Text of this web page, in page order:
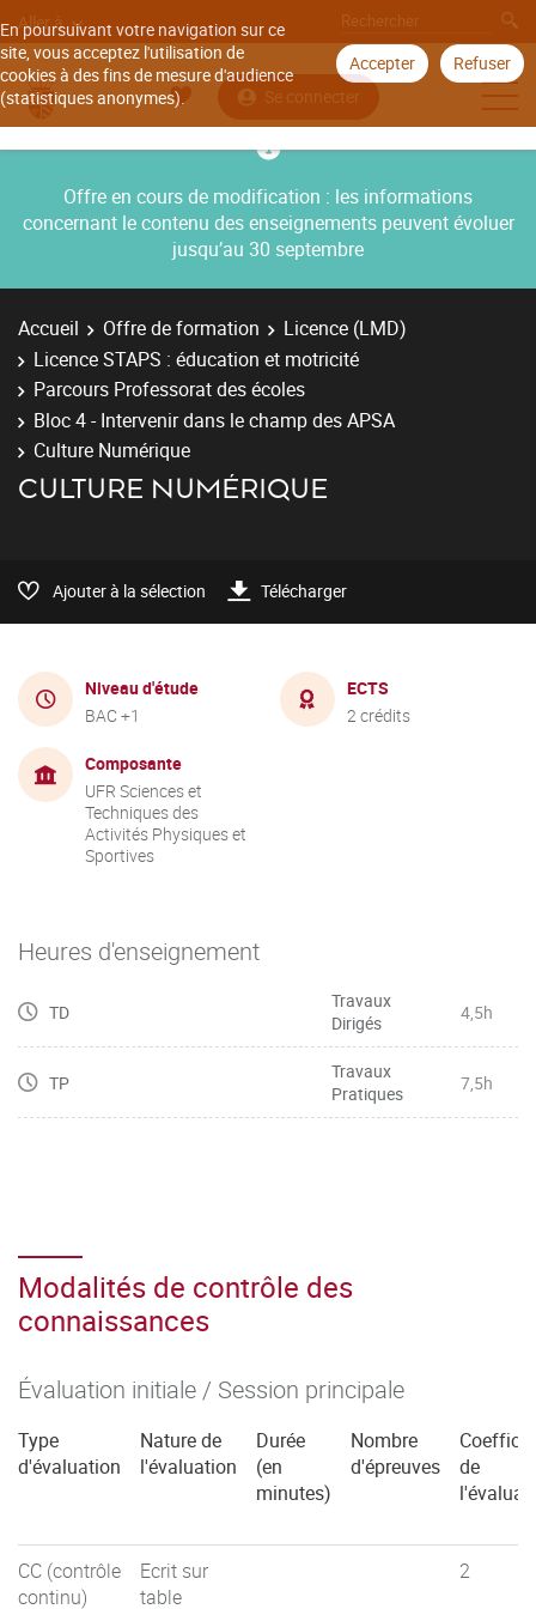
En poursuivant votre navigation sur ce
site, vous acceptez l'utilisation de
cookies à des fins de mesure d'audience
(statistiques anonymes).
Accepter Refuser
Aller à
Se connecter
Offre en cours de modification : les informations
concernant le contenu des enseignements peuvent évoluer
jusqu’au 30 septembre
Accueil Offre de formation
Licence (LMD)
Licence STAPS : éducation et motricité
Parcours Professorat des écoles
Bloc 4 - Intervenir dans le champ des APSA
Culture Numérique
CULTURE NUMÉRIQUE
Ajouter à la sélection Télécharger
Niveau d'étude
BAC +1
ECTS
2 crédits
Composante
UFR Sciences et
Techniques des
Activités Physiques et
Sportives
Heures d'enseignement
TD
Travaux
Dirigés
4,5h
TP
Travaux
Pratiques
7,5h
Modalités de contrôle des
connaissances
Évaluation initiale / Session principale
Type
d'évaluation
Nature de
l'évaluation
Durée
(en
minutes)
Nombre
d'épreuves
de
CC (contrôle
continu)
Ecrit sur
table
2